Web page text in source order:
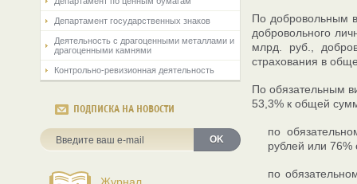
Департамент государственных знаков
Деятельность с драгоценными металлами и
драгоценными камнями
Контрольно-ревизионная деятельность
ПОДПИСКА НА НОВОСТИ
OK
По добровольным
добровольного
млрд. руб.,
страхования в
По обязательным
53,3% к общей
по
рублей или 76%
по